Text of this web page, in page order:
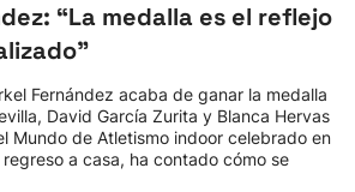
“La medalla es el reflejo
Fernández acaba de ganar la medalla
David García Zurita y Blanca Hervas
Mundo de Atletismo indoor celebrado en
regreso a casa, ha contado cómo se